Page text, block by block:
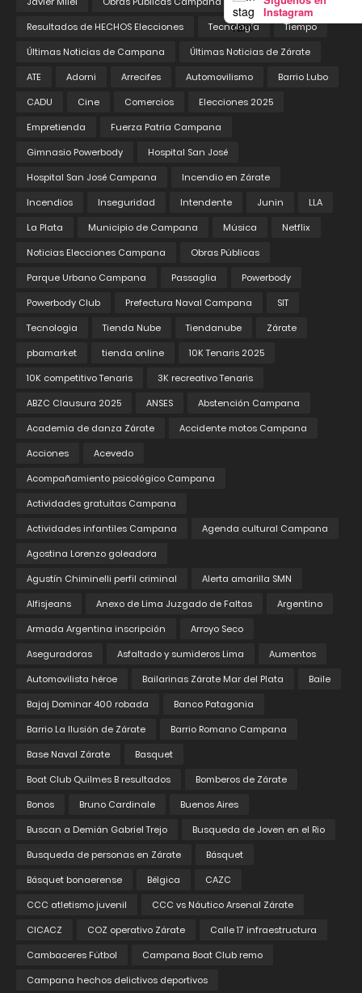
Instagram
Resultados de HECHOS Elecciones
Tecnología
Tiempo
Últimas Noticias de Campana
Últimas Noticias de Zárate
ATE
Adorni Arrecifes Automovilismo
Barrio Lubo
CADU
Cine Comercios
Elecciones 2025
Empretienda
Fuerza Patria Campana
Gimnasio Powerbody
Hospital San José
Hospital San José Campana
Incendio en Zárate
Incendios
Inseguridad Intendente Junin
LLA
La Plata
Municipio de Campana Música
Netflix
Noticias Elecciones Campana
Obras Públicas
Parque Urbano Campana
Passaglia
Powerbody
Powerbody Club
Prefectura Naval Campana
SIT
Tecnologia
Tienda Nube Tiendanube
Zárate
pbamarket
tienda online
10K Tenaris 2025
10K competitivo Tenaris
3K recreativo Tenaris
ABZC Clausura 2025
ANSES
Abstención Campana
Academia de danza Zárate
Accidente motos Campana
Acciones
Acevedo
Acompañamiento psicológico Campana
Actividades gratuitas Campana
Actividades infantiles Campana
Agenda cultural Campana
Agostina Lorenzo goleadora
Agustín Chiminelli perfil criminal
Alerta amarilla SMN
Alfisjeans
Anexo de Lima Juzgado de Faltas
Argentino
Armada Argentina inscripción
Arroyo Seco
Aseguradoras
Asfaltado y sumideros Lima
Aumentos
Automovilista héroe
Bailarinas Zárate Mar del Plata
Baile
Bajaj Dominar 400 robada
Banco Patagonia
Barrio La Ilusión de Zárate
Barrio Romano Campana
Base Naval Zárate
Basquet
Boat Club Quilmes B resultados
Bomberos de Zárate
Bonos
Bruno Cardinale
Buenos Aires
Buscan a Demián Gabriel Trejo
Busqueda de Joven en el Rio
Busqueda de personas en Zárate
Básquet
Básquet bonaerense
Bélgica
CAZC
CCC atletismo juvenil
CCC vs Náutico Arsenal Zárate
CICACZ
COZ operativo Zárate
Calle 17 infraestructura
Cambaceres Fútbol
Campana Boat Club remo
Campana hechos delictivos deportivos